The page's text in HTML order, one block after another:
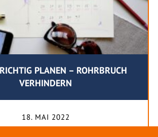
PLANEN – ROHRBRUCH
VERHINDERN
18. MAI 2022